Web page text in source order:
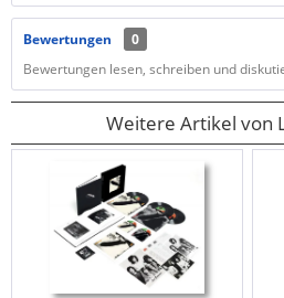
Bewertungen
0
Bewertungen lesen, schreiben und
Weitere Artikel von